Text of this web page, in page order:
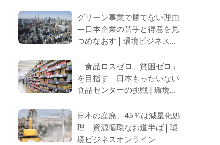
グリーン事業で勝てない理由
―日本企業の苦手と得意を見
つめなおす | 環境ビジネス...
「食品ロスゼロ、貧困ゼロ」
を目指す 日本もったいない
食品センターの挑戦 | 環境...
日本の産廃、45％は減量化処
理 資源循環なお道半ば | 環
境ビジネスオンライン